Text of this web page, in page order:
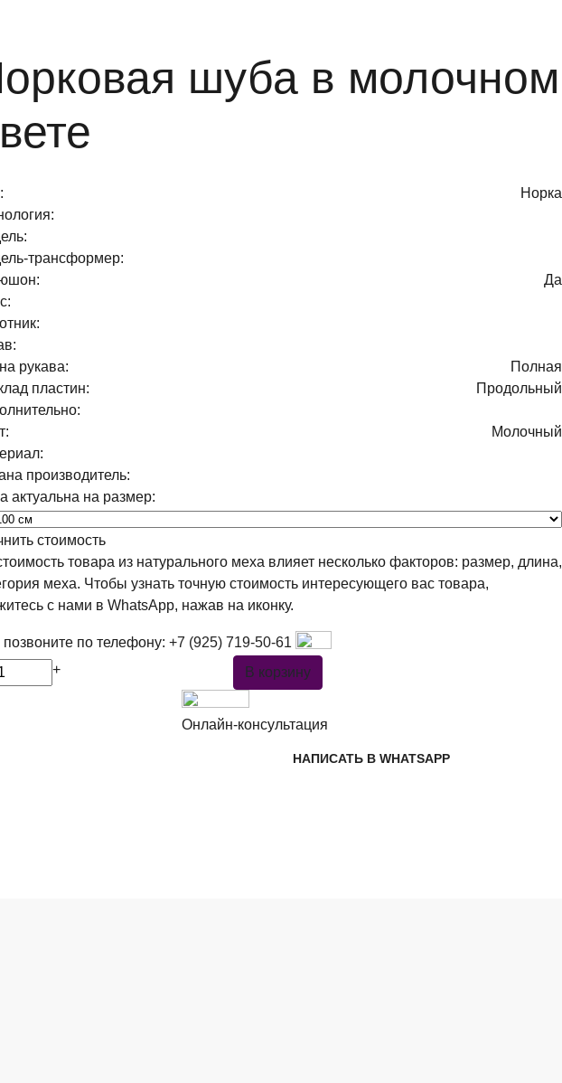
шуба в молочном
Норка
трансформер:
Да
рукава:
Полная
пластин:
Продольный
Молочный
производитель:
актуальна на размер:
стоимость
товара из натурального меха влияет несколько факторов: размер, длина,
меха. Чтобы узнать точную стоимость интересующего вас товара,
с нами в WhatsApp, нажав на иконку.
по телефону: +7 (925) 719-50-61
+ В корзину
Онлайн-консультация
НАПИСАТЬ В WHATSAPP